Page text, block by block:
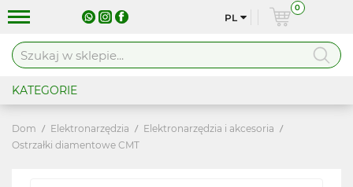
PL
0
KATEGORIE
Dom Elektronarzędzia
Elektronarzędzia i akcesoria
Ostrzałki diamentowe CMT